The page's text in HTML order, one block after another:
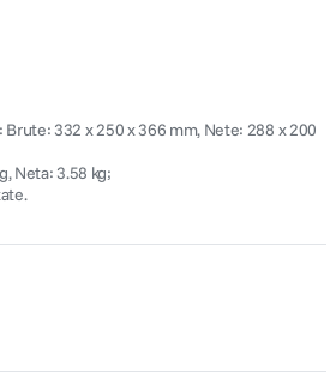
Brute: 332 x 250 x 366 mm, Nete: 288 x 200
Neta: 3.58 kg;